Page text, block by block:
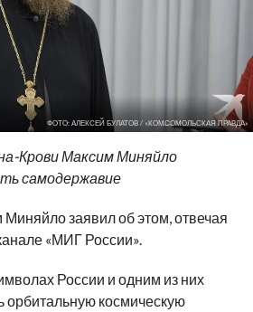
ФОТО: АЛЕКСЕЙ БУЛАТОВ / «КОМСОМОЛЬСКАЯ ПРАВДА»
КровиМаксим Миняйло
самодержавие
заявил обэтом, отвечая
«МИГ России».
России и одним из них
орбитальную космическую